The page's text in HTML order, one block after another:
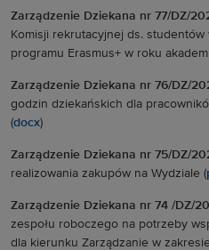
Zarządzenie Dziekana nr 77/DZ/
Komisji rekrutacyjnej ds. studentów
programu Erasmus+ w roku
Zarządzenie Dziekana nr 76/DZ/
godzin dziekańskich dla
(docx)
Zarządzenie Dziekana nr 75/DZ/
realizowania zakupów na Wydziale (
Zarządzenie Dziekana nr 74 /DZ/
zespołu roboczego na potrzeby
dla kierunku Zarządzanie w